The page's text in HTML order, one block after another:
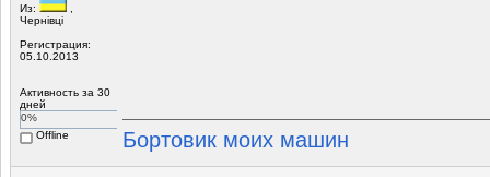
Из:
Чернівці
Регистрация:
05.10.2013
Активность за 30
дней
0%
Offline
Бортовик моих машин